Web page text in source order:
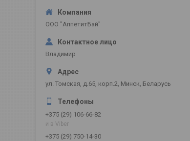
ООО "АппетитБай"
Владимир
ул. Томская, д.65, корп.2, Минск, Беларусь
+375 (29) 106-66-82
и в Viber
+375 (29) 750-14-30